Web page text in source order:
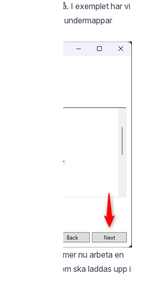
ni vill ta backup på. I exemplet har vi
vilket gör att alla undermappar
Datorn kommer nu arbeta en
många filer som ska laddas upp i